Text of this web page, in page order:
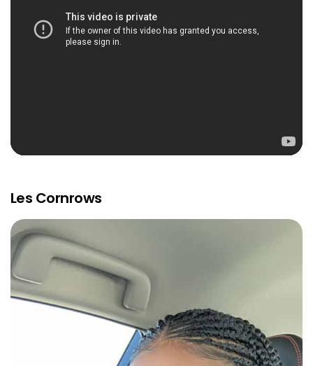
Les Cornrows